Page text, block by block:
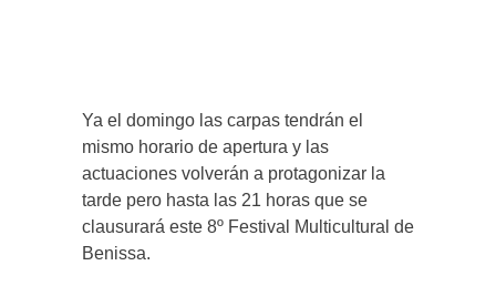
Ya el domingo las carpas tendrán el
mismo horario de apertura y las
actuaciones volverán a protagonizar la
tarde pero hasta las 21 horas que se
clausurará este 8º Festival Multicultural de
Benissa.